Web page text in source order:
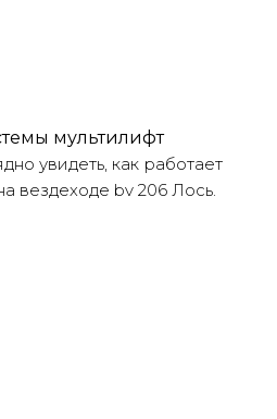
мультилифт
увидеть, как работает
вездеходе bv 206 Лось.